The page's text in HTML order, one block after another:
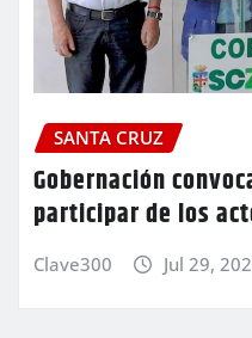
SANTA CRUZ
Gobernación
participar de los
Clave300 Jul 29,